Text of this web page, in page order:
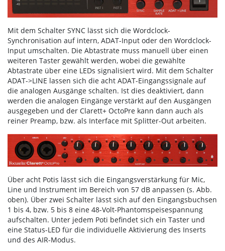
Mit dem Schalter SYNC lässt sich die Wordclock-
Synchronisation auf intern, ADAT-Input oder den Wordclock-
Input umschalten. Die Abtastrate muss manuell über einen
weiteren Taster gewählt werden, wobei die gewählte
Abtastrate über eine LEDs signalisiert wird. Mit dem Schalter
ADAT->LINE lassen sich die acht ADAT-Eingangssignale auf
die analogen Ausgänge schalten. Ist dies deaktiviert, dann
werden die analogen Eingänge verstärkt auf den Ausgängen
ausgegeben und der Clarett+ OctoPre kann dann auch als
reiner Preamp, bzw. als Interface mit Splitter-Out arbeiten.
Über acht Potis lässt sich die Eingangsverstärkung für Mic,
Line und Instrument im Bereich von 57 dB anpassen (s. Abb.
oben). Über zwei Schalter lässt sich auf den Eingangsbuchsen
1 bis 4, bzw. 5 bis 8 eine 48-Volt-Phantomspeisespannung
aufschalten. Unter jedem Poti befindet sich ein Taster und
eine Status-LED für die individuelle Aktivierung des Inserts
und des AIR-Modus.